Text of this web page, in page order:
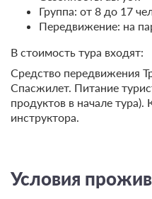
Один дом поделен на две
Группа: от 8 до 17
Передвижение: на
В стоимость тура входят:
Средство передвижения
Спасжилет. Питание
продуктов в начале
инструктора.
Условия